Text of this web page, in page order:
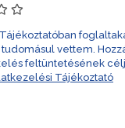
vettem.
feltüntetésének
Tájékoztató